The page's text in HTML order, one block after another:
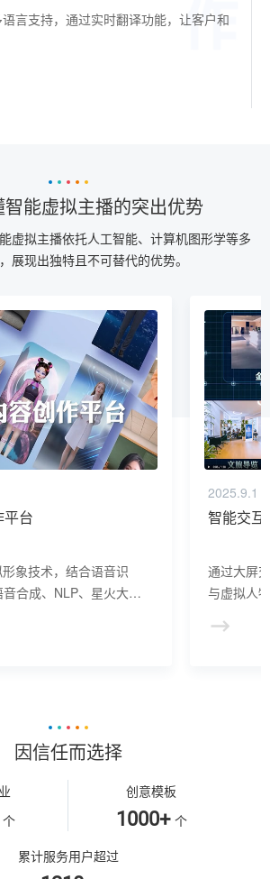
言支持，通过实时翻译功能，让客户和
智能虚拟主播的突出优势
虚拟主播依托人工智能、计算机图形学等多
展现出独特且不可替代的优势。
平台
象技术，结合语音识
合成、NLP、星火大模
交互的多场景虚拟人产
2025.9.1
智能交互
通过大屏
与虚拟人
景，可广
因信任而选择
个
创意模板
1000+ 个
累计服务用户超过